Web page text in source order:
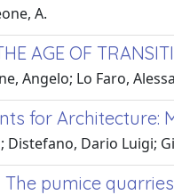
A.
AGE OF
Angelo; Lo Faro,
for
Distefano, Dario Luigi;
pumice